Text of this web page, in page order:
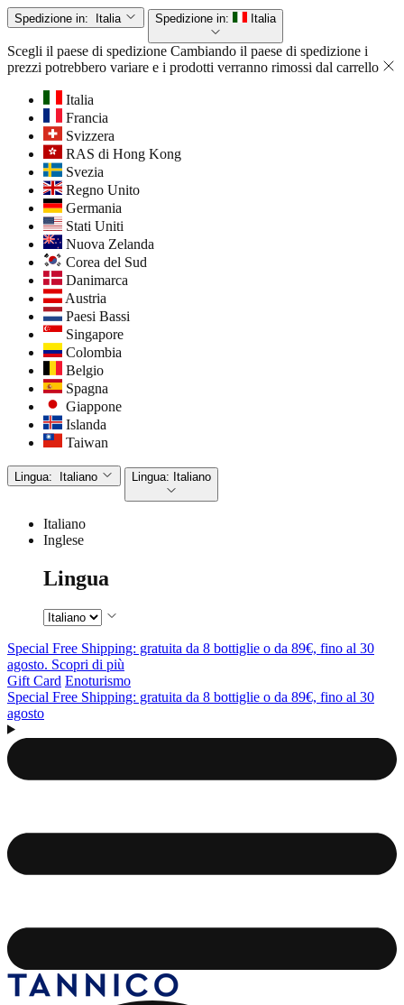
Spedizione in: Italia Spedizione in: Italia
Scegli il paese di spedizione Cambiando il paese di spedizione i
prezzi potrebbero variare e i prodotti verranno rimossi dal carrello
Italia
Francia
Svizzera
RAS di Hong Kong
Svezia
Regno Unito
Germania
Stati Uniti
Nuova Zelanda
Corea del Sud
Danimarca
Austria
Paesi Bassi
Singapore
Colombia
Belgio
Spagna
Giappone
Islanda
Taiwan
Lingua: Italiano Lingua: Italiano
Italiano
Inglese
Lingua
Special Free Shipping: gratuita da 8 bottiglie o da 89€, fino al 30
agosto. Scopri di più
Gift Card Enoturismo
Special Free Shipping: gratuita da 8 bottiglie o da 89€, fino al 30
agosto